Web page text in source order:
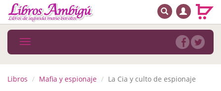
MENÚ PRINCIPAL
Novedades
BUSCAR
Toggle
navigation
Libros Mafia y espionaje La Cia y culto de espionaje